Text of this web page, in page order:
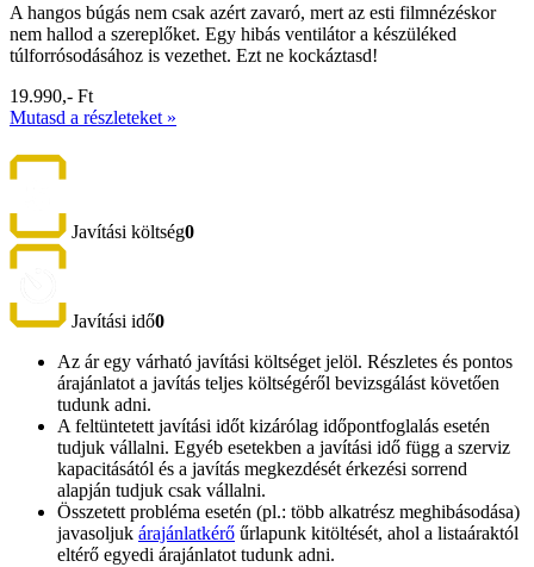
A hangos búgás nem csak azért zavaró, mert az esti filmnézéskor
nem hallod a szereplőket. Egy hibás ventilátor a készüléked
túlforrósodásához is vezethet. Ezt ne kockáztasd!
19.990,- Ft
Mutasd a részleteket »
Javítási költség0
Javítási idő0
Az ár egy várható javítási költséget jelöl. Részletes és pontos
árajánlatot a javítás teljes költségéről bevizsgálást követően
tudunk adni.
A feltüntetett javítási időt kizárólag időpontfoglalás esetén
tudjuk vállalni. Egyéb esetekben a javítási idő függ a szerviz
kapacitásától és a javítás megkezdését érkezési sorrend
alapján tudjuk csak vállalni.
Összetett probléma esetén (pl.: több alkatrész meghibásodása)
javasoljuk árajánlatkérő űrlapunk kitöltését, ahol a listaáraktól
eltérő egyedi árajánlatot tudunk adni.